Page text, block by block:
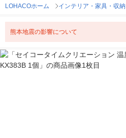
LOHACOホーム インテリア・家具・収納
熊本地震の影響について